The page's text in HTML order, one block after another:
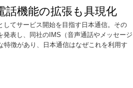
話機能の拡張も具現化
してサービス開始を目指す日本通信。その
表し、同社のIMS（音声通話やメッセージ
徴があり、日本通信はなぜこれを利用す